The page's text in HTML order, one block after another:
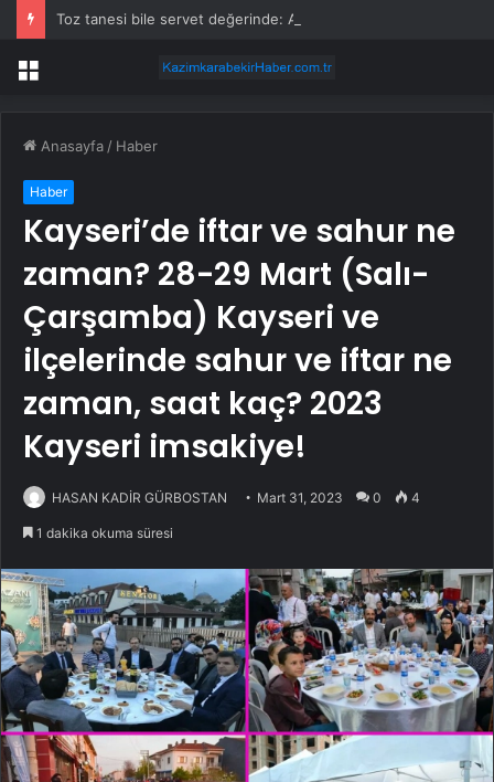
Menü
Anasayfa / Haber
Haber
Kayseri’de iftar ve sahur ne
zaman? 28-29 Mart (Salı-
Çarşamba) Kayseri ve
ilçelerinde sahur ve iftar ne
zaman, saat kaç? 2023
Kayseri imsakiye!
HASAN KADİR GÜRBOSTAN Mart 31, 2023 0 4
1 dakika okuma süresi